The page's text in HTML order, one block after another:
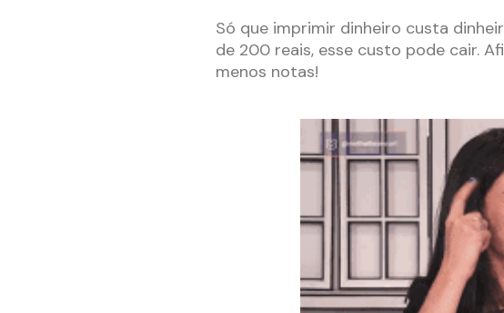
Só que imprimir dinheiro custa
de 200 reais, esse custo pode cair.
menos notas!